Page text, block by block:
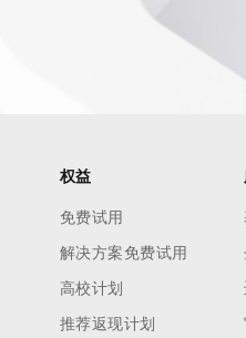
权益
免费试用
解决方案免费试用
高校计划
推荐返现计划